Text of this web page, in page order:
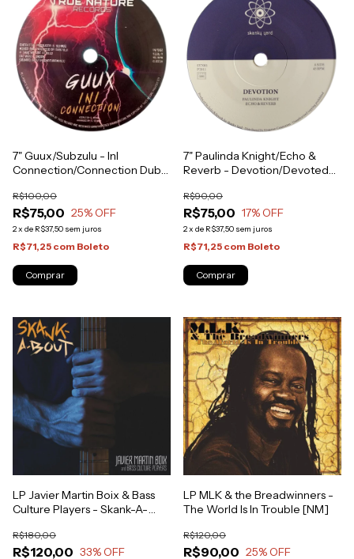
7" Guux/Subzulu - InI
Connection/Connection Dub
R$75,00
R$100,00
25% OFF
2x de R$37,50 sem juros
R$71,25 com Boleto
7" Paulinda Knight/Echo &
Reverb - Devotion/Devoted
R$75,00
R$90,00
17% OFF
2x de R$37,50 sem juros
R$71,25 com Boleto
LP Javier Martin Boix & Bass
Culture Players - Skank-A-
R$120,00
R$180,00
33% OFF
LP MLK & the Breadwinners -
The World Is In Trouble [NM]
R$90,00
R$120,00
25% OFF